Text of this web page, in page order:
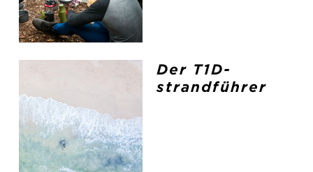
Der T1D-
strandführer